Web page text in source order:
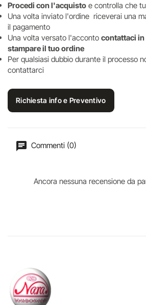
Procedi con l'acquisto e controlla che
Una volta inviato l'ordine riceverai una
il pagamento
Una volta versato l'acconto contattaci
stampare il tuo ordine
Per qualsiasi dubbio durante il processo
contattarci
Richiesta info e Preventivo
Commenti (0)
Ancora nessuna recensione da